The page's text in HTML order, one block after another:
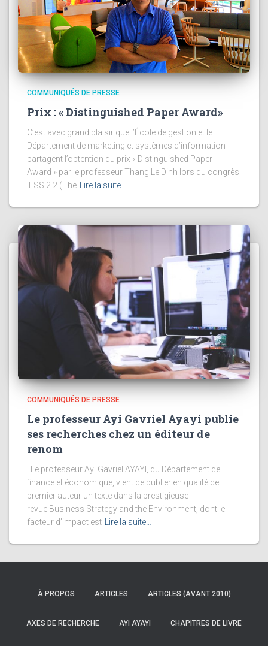
COMMUNIQUÉS DE PRESSE
Prix : « Distinguished Paper Award»
C’est avec grand plaisir que l’École de gestion et le
Département de marketing et systèmes d’information
partagent l’obtention du prix « Distinguished Paper
Award » par le professeur Thang Le Dinh lors du congrès
IESS 2.2 (The
Lire la suite…
COMMUNIQUÉS DE PRESSE
Le professeur Ayi Gavriel Ayayi publie
ses recherches chez un éditeur de
renom
Le professeur Ayi Gavriel AYAYI, du Département de
finance et économique, vient de publier en qualité de
premier auteur un texte dans la prestigieuse
revue Business Strategy and the Environment, dont le
facteur d’impact est Lire la suite…
À PROPOS ARTICLES ARTICLES (AVANT 2010)
AXES DE RECHERCHE AYI AYAYI CHAPITRES DE LIVRE